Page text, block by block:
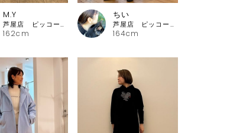
162cm
M.Y
芦屋店 ピッコーネ・ピッコーネクラブ
164cm
ちい
芦屋店 ピッコーネ・ピッコーネクラブ